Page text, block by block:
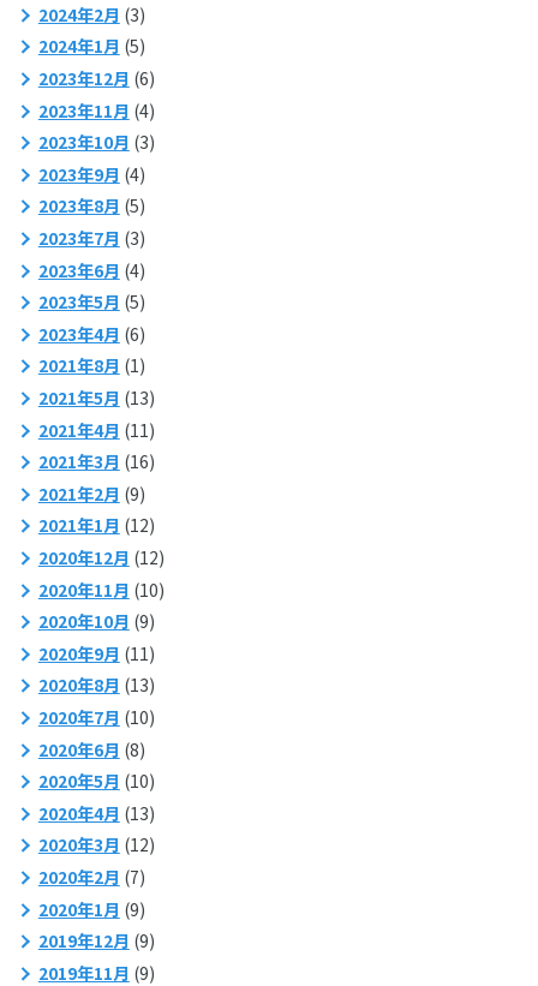
2024年2月 (3)
2024年1月 (5)
2023年12月 (6)
2023年11月 (4)
2023年10月 (3)
2023年9月 (4)
2023年8月 (5)
2023年7月 (3)
2023年6月 (4)
2023年5月 (5)
2023年4月 (6)
2021年8月 (1)
2021年5月 (13)
2021年4月 (11)
2021年3月 (16)
2021年2月 (9)
2021年1月 (12)
2020年12月 (12)
2020年11月 (10)
2020年10月 (9)
2020年9月 (11)
2020年8月 (13)
2020年7月 (10)
2020年6月 (8)
2020年5月 (10)
2020年4月 (13)
2020年3月 (12)
2020年2月 (7)
2020年1月 (9)
2019年12月 (9)
2019年11月 (9)